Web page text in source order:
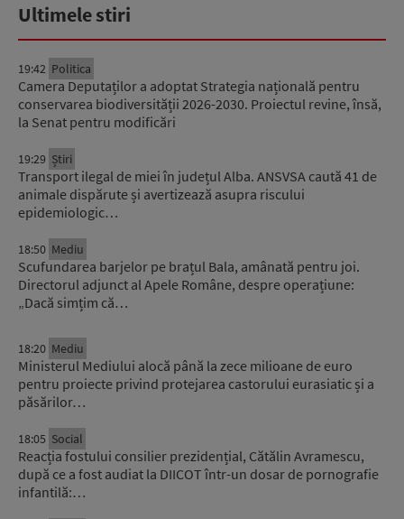
Ultimele stiri
19:42 Politica
Camera Deputaților a adoptat Strategia națională pentru
conservarea biodiversității 2026-2030. Proiectul revine, însă,
la Senat pentru modificări
19:29 Știri
Transport ilegal de miei în județul Alba. ANSVSA caută 41 de
animale dispărute și avertizează asupra riscului
epidemiologic…
18:50 Mediu
Scufundarea barjelor pe brațul Bala, amânată pentru joi.
Directorul adjunct al Apele Române, despre operațiune:
„Dacă simțim că…
18:20 Mediu
Ministerul Mediului alocă până la zece milioane de euro
pentru proiecte privind protejarea castorului eurasiatic și a
păsărilor…
18:05 Social
Reacția fostului consilier prezidențial, Cătălin Avramescu,
după ce a fost audiat la DIICOT într-un dosar de pornografie
infantilă:…